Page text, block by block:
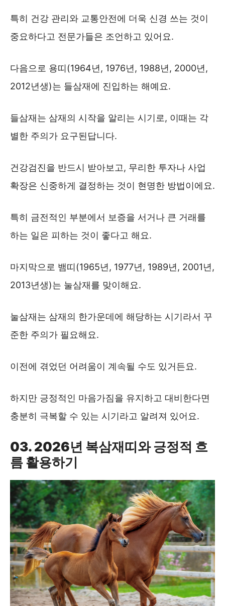
특히 건강 관리와 교통안전에 더욱 신경 쓰는 것이
중요하다고 전문가들은 조언하고 있어요.
다음으로 용띠(1964년, 1976년, 1988년, 2000년,
2012년생)는 들삼재에 진입하는 해예요.
들삼재는 삼재의 시작을 알리는 시기로, 이때는 각
별한 주의가 요구된답니다.
건강검진을 반드시 받아보고, 무리한 투자나 사업
확장은 신중하게 결정하는 것이 현명한 방법이에요.
특히 금전적인 부분에서 보증을 서거나 큰 거래를
하는 일은 피하는 것이 좋다고 해요.
마지막으로 뱀띠(1965년, 1977년, 1989년, 2001년,
2013년생)는 눌삼재를 맞이해요.
눌삼재는 삼재의 한가운데에 해당하는 시기라서 꾸
준한 주의가 필요해요.
이전에 겪었던 어려움이 계속될 수도 있거든요.
하지만 긍정적인 마음가짐을 유지하고 대비한다면
충분히 극복할 수 있는 시기라고 알려져 있어요.
03. 2026년 복삼재띠와 긍정적 흐
름 활용하기